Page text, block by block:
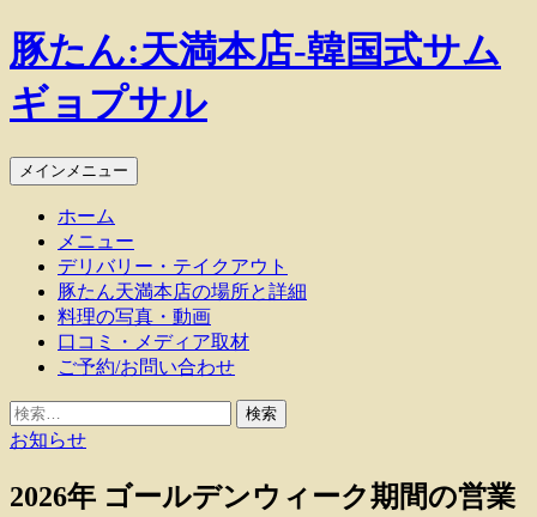
豚たん:天満本店-韓国式サム
ギョプサル
検
索
メインメニュー コ
ツ
へ
ス
キ
ッ
ホーム
メニュー
デリバリー・テイクアウト
豚たん天満本店の場所と詳細
料理の写真・動画
口コミ・メディア取材
ご予約/お問い合わせ
検
索:
お知らせ
2026年 ゴールデンウィーク期間の営業